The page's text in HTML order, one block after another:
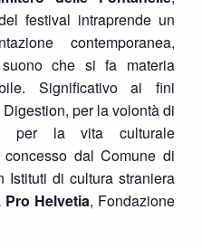
festival intraprende un
contemporanea,
che si fa materia
Significativo ai fini
per la volontà di
per la vita culturale
dal Comune di
Istituti di cultura straniera
Pro Helvetia, Fondazione